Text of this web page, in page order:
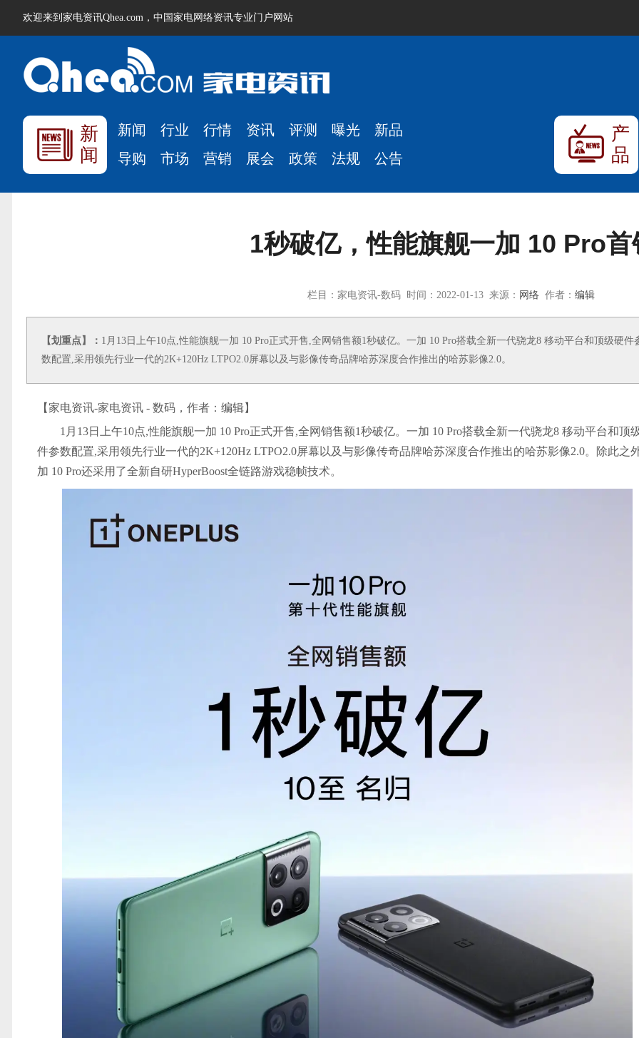
欢迎来到家电资讯Qhea.com，中国家电网络资讯专业门户网站
新
闻
新闻 行业 行情 资讯 评测 曝光
新品
导购
市场 营销 展会 政策 法规 公告
产
品
1秒破亿，性能旗舰一加 10 Pro首
栏目：家电资讯-数码 时间：2022-01-13 来源： 网络作者： 编辑
【划重点】： 1月13日上午10点,性能旗舰一加 10 Pro正式开售,全网销售额1秒破亿。一加 10 Pro搭载全新一代骁龙8 移动平台和顶级硬件
数配置,采用领先行业一代的2K+120Hz LTPO2.0屏幕以及与影像传奇品牌哈苏深度合作推出的哈苏影像2.0。
【家电资讯-家电资讯 - 数码，作者： 编辑】
1月13日上午10点,性能旗舰一加 10 Pro正式开售,全网销售额1秒破亿。一加 10 Pro搭载全新一代骁龙8 移动平台和顶
件参数配置,采用领先行业一代的2K+120Hz LTPO2.0屏幕以及与影像传奇品牌哈苏深度合作推出的哈苏影像2.0。除此之
加 10 Pro还采用了全新自研HyperBoost全链路游戏稳帧技术。